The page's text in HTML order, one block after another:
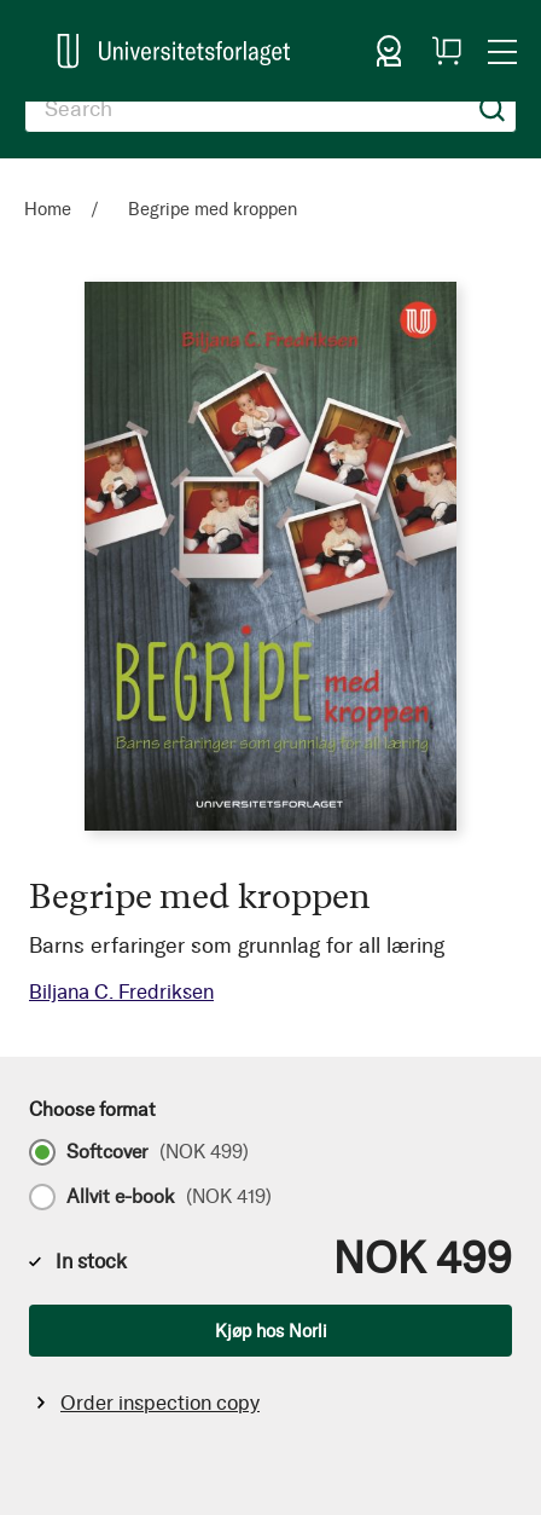
Sign In
My
Cart
Home Begripe med kroppen
Begripe med kroppen
Barns erfaringer som grunnlag for all læring
Biljana C. Fredriksen
Choose format
Softcover (NOK 499)
Allvit e-book (NOK 419)
In stock NOK 499
Kjøp hos Norli
Order inspection copy